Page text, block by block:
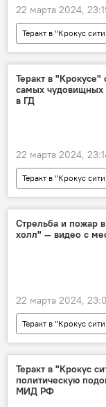
22 марта 2024,
Теракт в "Крокус
Москва
РПЦ
Теракт в "Крокусе"
самых чудовищных
в ГД
22 марта 2024,
Теракт в "Крокус
Происшествия
Стрельба и пожар
холл" — видео с
22 марта 2024,
Теракт в "Крокус
Москва
Теракт в "Крокус
политическую
МИД РФ